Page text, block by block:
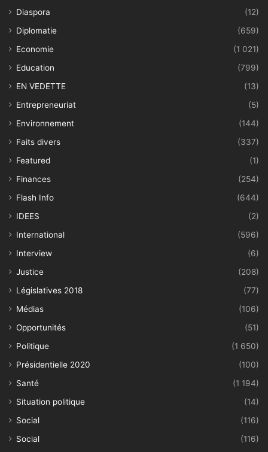
Diaspora
(12)
Diplomatie
(659)
Economie
(1 021)
Education
(799)
EN VEDETTE
(13)
Entrepreneuriat
(5)
Environnement
(144)
Faits divers
(337)
Featured
(1)
Finances
(254)
Flash Info
(644)
IDEES
(2)
International
(596)
Interview
(6)
Justice
(208)
Législatives 2018
(77)
Médias
(106)
Opportunités
(51)
Politique
(1 650)
Présidentielle 2020
(100)
Santé
(1 194)
Situation politique
(14)
Social
(116)
Social
(116)